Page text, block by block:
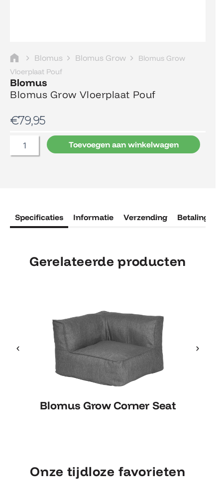
Blomus Blomus Grow
Blomus Grow
Vloerplaat Pouf
Blomus
Blomus Grow Vloerplaat Pouf
€79,95
Grow
Toevoegen aan winkelwagen
Specificaties Informatie Verzending Betaling
Gerelateerde producten
Blomus Grow Corner Seat
Blomus Grow Corner Seat
Onze tijdloze favorieten